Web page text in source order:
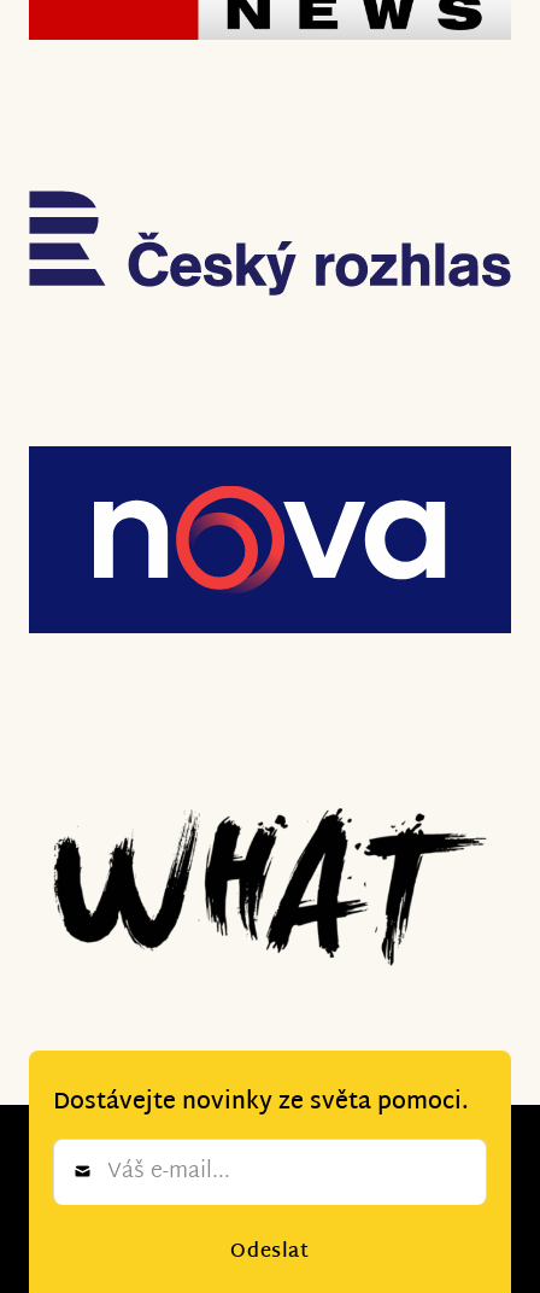
Dostávejte novinky ze světa pomoci.
Newsletter
Odeslat